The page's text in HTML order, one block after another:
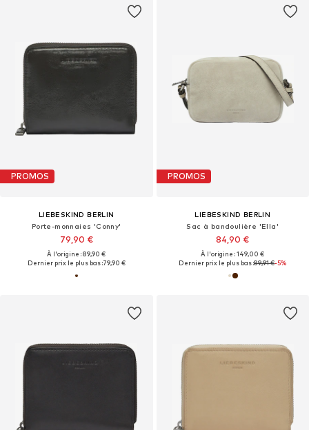
PROMOS
LIEBESKIND BERLIN
Porte-monnaies 'Conny'
79,90 €
À l'origine : 89,90 €
Dernier prix le plus bas :79,90 €
PROMOS
LIEBESKIND BERLIN
Sac à bandoulière 'Ella'
84,90 €
À l'origine : 149,00 €
Dernier prix le plus bas :89,91 €-5%